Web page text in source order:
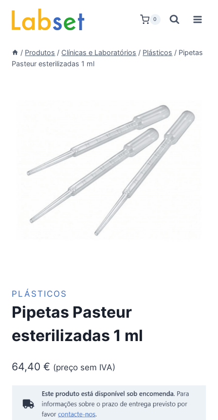
content
0
/ Produtos / Clínicas e Laboratórios / Plásticos / Pipetas
Pasteur esterilizadas 1 ml
PLÁSTICOS
Pipetas Pasteur
esterilizadas 1 ml
64,40 € (preço sem IVA)